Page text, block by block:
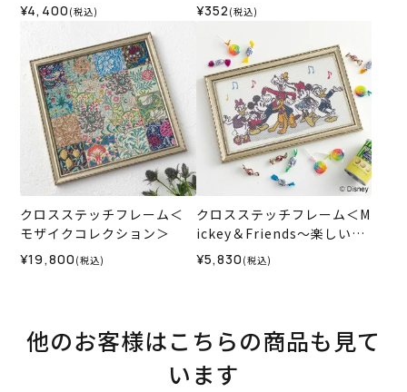
¥4,400 (税込) ¥352 (税込)
クロスステッチフレーム＜
モザイクコレクション＞
¥19,800 (税込)
クロスステッチフレーム＜M
ickey＆Friends～楽しい一
日～＞
¥5,830 (税込)
他のお客様はこちらの商品も見て
います